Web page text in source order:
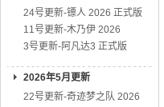
24号更新-镖人 2026 正式版
11号更新-木乃伊 2026
3号更新-阿凡达3 正式版
2026年5月更新
22号更新-奇迹梦之队 2026